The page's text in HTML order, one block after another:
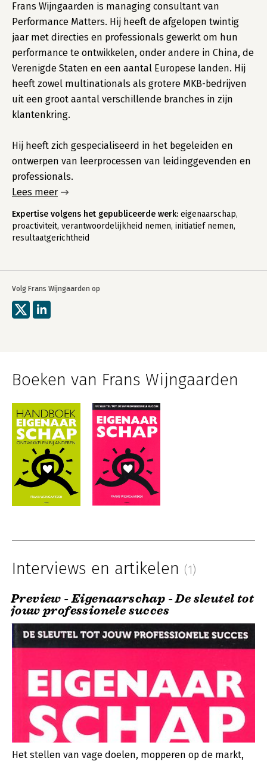
Volg Frans Wijngaarden op
Frans Wijngaarden is managing consultant van
Performance Matters. Hij heeft de afgelopen twintig
jaar met directies en professionals gewerkt om hun
performance te ontwikkelen, onder andere in China, de
Verenigde Staten en een aantal Europese landen. Hij
heeft zowel multinationals als grotere MKB-bedrijven
uit een groot aantal verschillende branches in zijn
klantenkring.
Hij heeft zich gespecialiseerd in het begeleiden en
ontwerpen van leerprocessen van leidinggevenden en
professionals.
Lees meer
Expertise volgens het gepubliceerde werk: eigenaarschap,
proactiviteit, verantwoordelijkheid nemen, initiatief nemen,
resultaatgerichtheid
Boeken van Frans Wijngaarden
Interviews en artikelen (1)
Preview - Eigenaarschap - De sleutel tot
jouw professionele succes
Het stellen van vage doelen, mopperen op de markt,